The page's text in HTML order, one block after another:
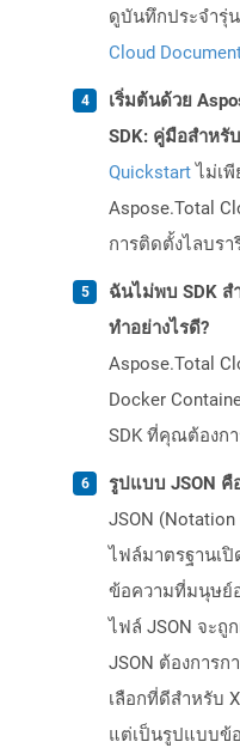
ดูบันทึกประจำรุ่
Cloud
เริ่มต้นด้วย
SDK: คู่มือสำหรั
Quickstartไม่เ
Aspose.Total
การติดตั้งไลบร
ฉันไม่พบ SDK
ทำอย่างไรดี?
Aspose.Total
Docker
SDK ที่คุณต้องก
รูปแบบ JSON คื
JSON
ไฟล์มาตรฐานเ
ข้อความที่มนุษย์
ไฟล์ JSON จะถู
JSON ต้องการ
เลือกที่ดีสำหรับ
แต่เป็นรูปแบบข้